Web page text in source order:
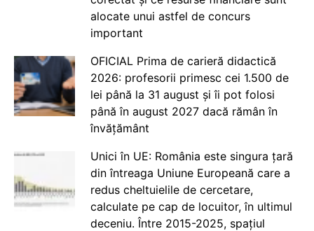
alocate unui astfel de concurs
important
OFICIAL Prima de carieră didactică
2026: profesorii primesc cei 1.500 de
lei până la 31 august și îi pot folosi
până în august 2027 dacă rămân în
învățământ
Unici în UE: România este singura țară
din întreaga Uniune Europeană care a
redus cheltuielile de cercetare,
calculate pe cap de locuitor, în ultimul
deceniu. Între 2015-2025, spațiul